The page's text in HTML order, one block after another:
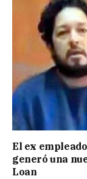
El ex
generó una
Loan